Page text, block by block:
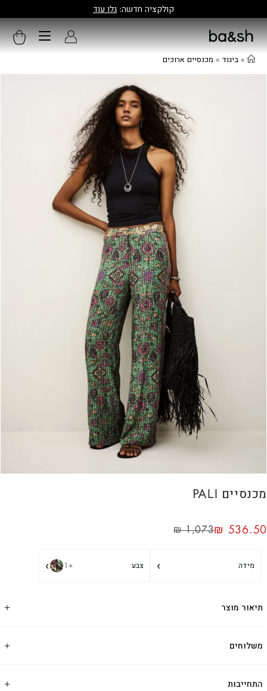
האתר הרשמי של ba&sh ישראל
» ביגוד » מכנסיים ארוכים
מכנסיים PALI
₪1,073₪ 536.50
מידה › צבע +1
›
תיאור מוצר
משלוחים
התחייבות